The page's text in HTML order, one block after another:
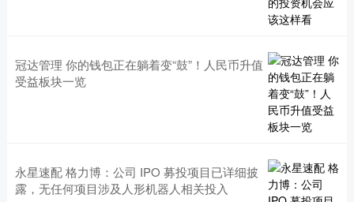
冠达管理 你的钱包正在躺着变“鼓”！人民币升值
受益板块一览
永星速配 格力博：公司 IPO 募投项目已详细披
露，无任何项目涉及人形机器人相关投入